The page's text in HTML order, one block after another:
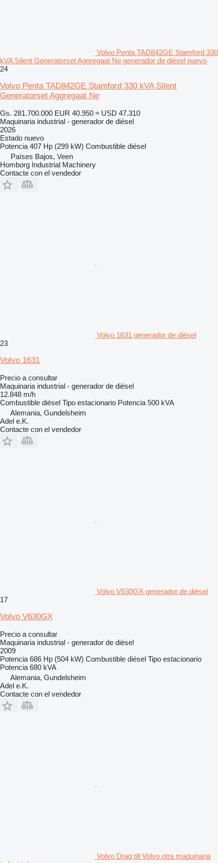
Volvo Penta TAD842GE Stamford 330
kVA Silent Generatorset Aggregaat Ne generador de diésel nuevo
24
Volvo Penta TAD842GE Stamford 330 kVA Silent
Generatorset Aggregaat Ne
Gs. 281.700.000 EUR 40.950 ≈ USD 47.310
Maquinaria industrial - generador de diésel
2026
Estado nuevo
Potencia 407 Hp (299 kW) Combustible diésel
Países Bajos, Veen
Homborg Industrial Machinery
Contacte con el vendedor
Volvo 1631 generador de diésel
23
Volvo 1631
Precio a consultar
Maquinaria industrial - generador de diésel
12.848 m/h
Combustible diésel Tipo estacionario Potencia 500 kVA
Alemania, Gundelsheim
Adel e.K.
Contacte con el vendedor
Volvo V630GX generador de diésel
17
Volvo V630GX
Precio a consultar
Maquinaria industrial - generador de diésel
2009
Potencia 686 Hp (504 kW) Combustible diésel Tipo estacionario
Potencia 680 kVA
Alemania, Gundelsheim
Adel e.K.
Contacte con el vendedor
Volvo Drag till Volvo otra maquinaria